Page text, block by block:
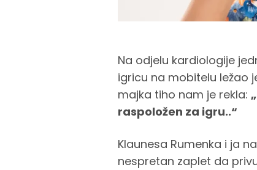
Na odjelu kardiologije
igricu na mobitelu ležao
majka tiho nam je rekla:
raspoložen za igru..“
Klaunesa Rumenka i ja
nespretan zaplet da